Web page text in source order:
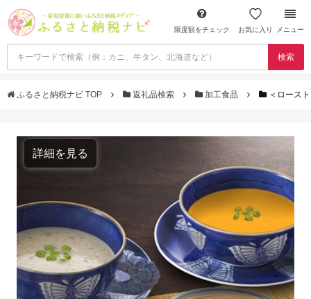
限度額をチェック お気に入り メニュー
検索
ふるさと納税ナビ TOP 返礼品検索 加工食品 ＜ロース
詳細を見る